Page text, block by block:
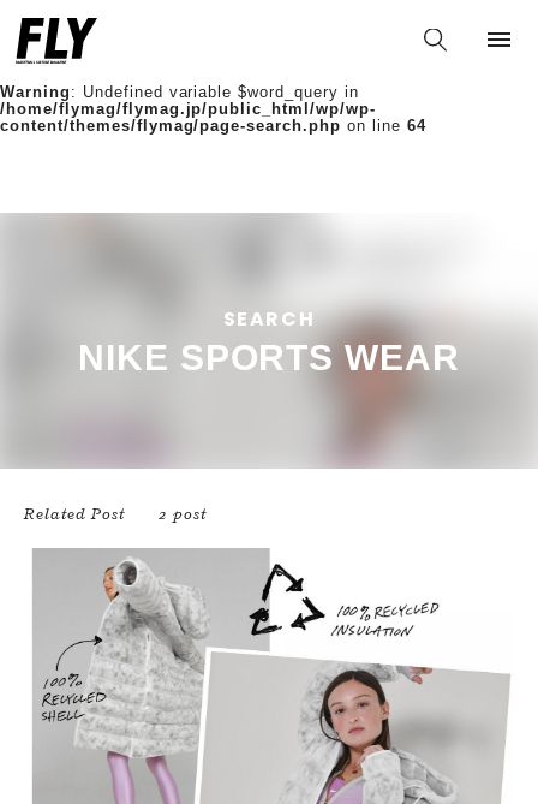
Warning: Undefined variable $words in
/home/flymag/flymag.jp/public_html/wp/wp-
content/themes/flymag/page-search.php
Warning : Undefined variable $word_query in
/home/flymag/flymag.jp/public_html/wp/wp-
content/themes/flymag/page-search.php on line 64
SEARCH
NIKE SPORTS WEAR
Related Post 2 post